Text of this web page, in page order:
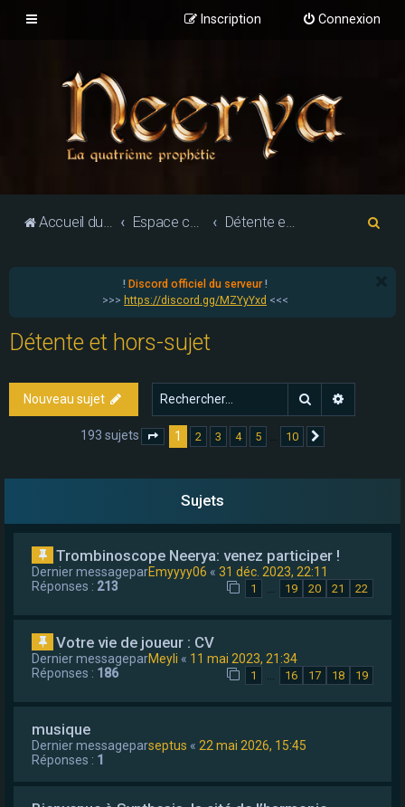
Connexion
Inscription
Accueil du forum Espace communautaire Détente et hors-sujet
! Discord officiel du serveur!
>>> https://discord.gg/MZYyYxd <<<
Détente et hors-sujet
Nouveau sujet Rechercher
193 sujets Page sur10
1 2 3 4 5 … 10
Sujets
Trombinoscope Neerya: venez participer !
Dernier messageparEmyyyy06 « 31 déc. 2023, 22:11
Réponses : 213 1 … 19 20 21 22
Votre vie de joueur : CV
Dernier messageparMeyli « 11 mai 2023, 21:34
Réponses : 186 1 … 16 17 18 19
musique
Dernier messageparseptus « 22 mai 2026, 15:45
Réponses : 1